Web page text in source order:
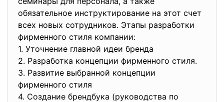
обязательное инструктирование на этот счет
всех новых сотрудников. Этапы разработки
фирменного стиля компании:
1. Уточнение главной идеи бренда
2. Разработка концепции фирменного стиля.
3. Развитие выбранной концепции
фирменного стиля
4. Создание брендбука (руководства по